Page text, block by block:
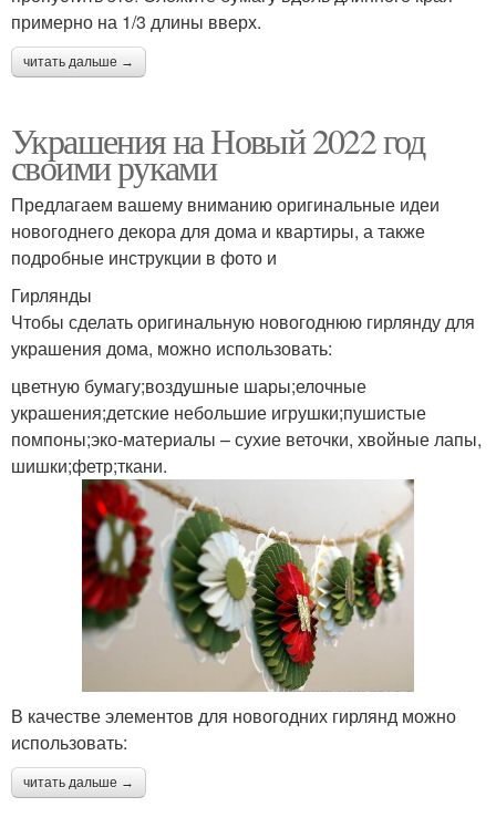
примерно на 1/3 длины вверх.
читать дальше →
Украшения на Новый 2022 год
своими руками
Предлагаем вашему вниманию оригинальные идеи
новогоднего декора для дома и квартиры, а также
подробные инструкции в фото и
Гирлянды
Чтобы сделать оригинальную новогоднюю гирлянду для
украшения дома, можно использовать:
цветную бумагу;воздушные шары;елочные
украшения;детские небольшие игрушки;пушистые
помпоны;эко-материалы – сухие веточки, хвойные лапы,
шишки;фетр;ткани.
В качестве элементов для новогодних гирлянд можно
использовать:
читать дальше →